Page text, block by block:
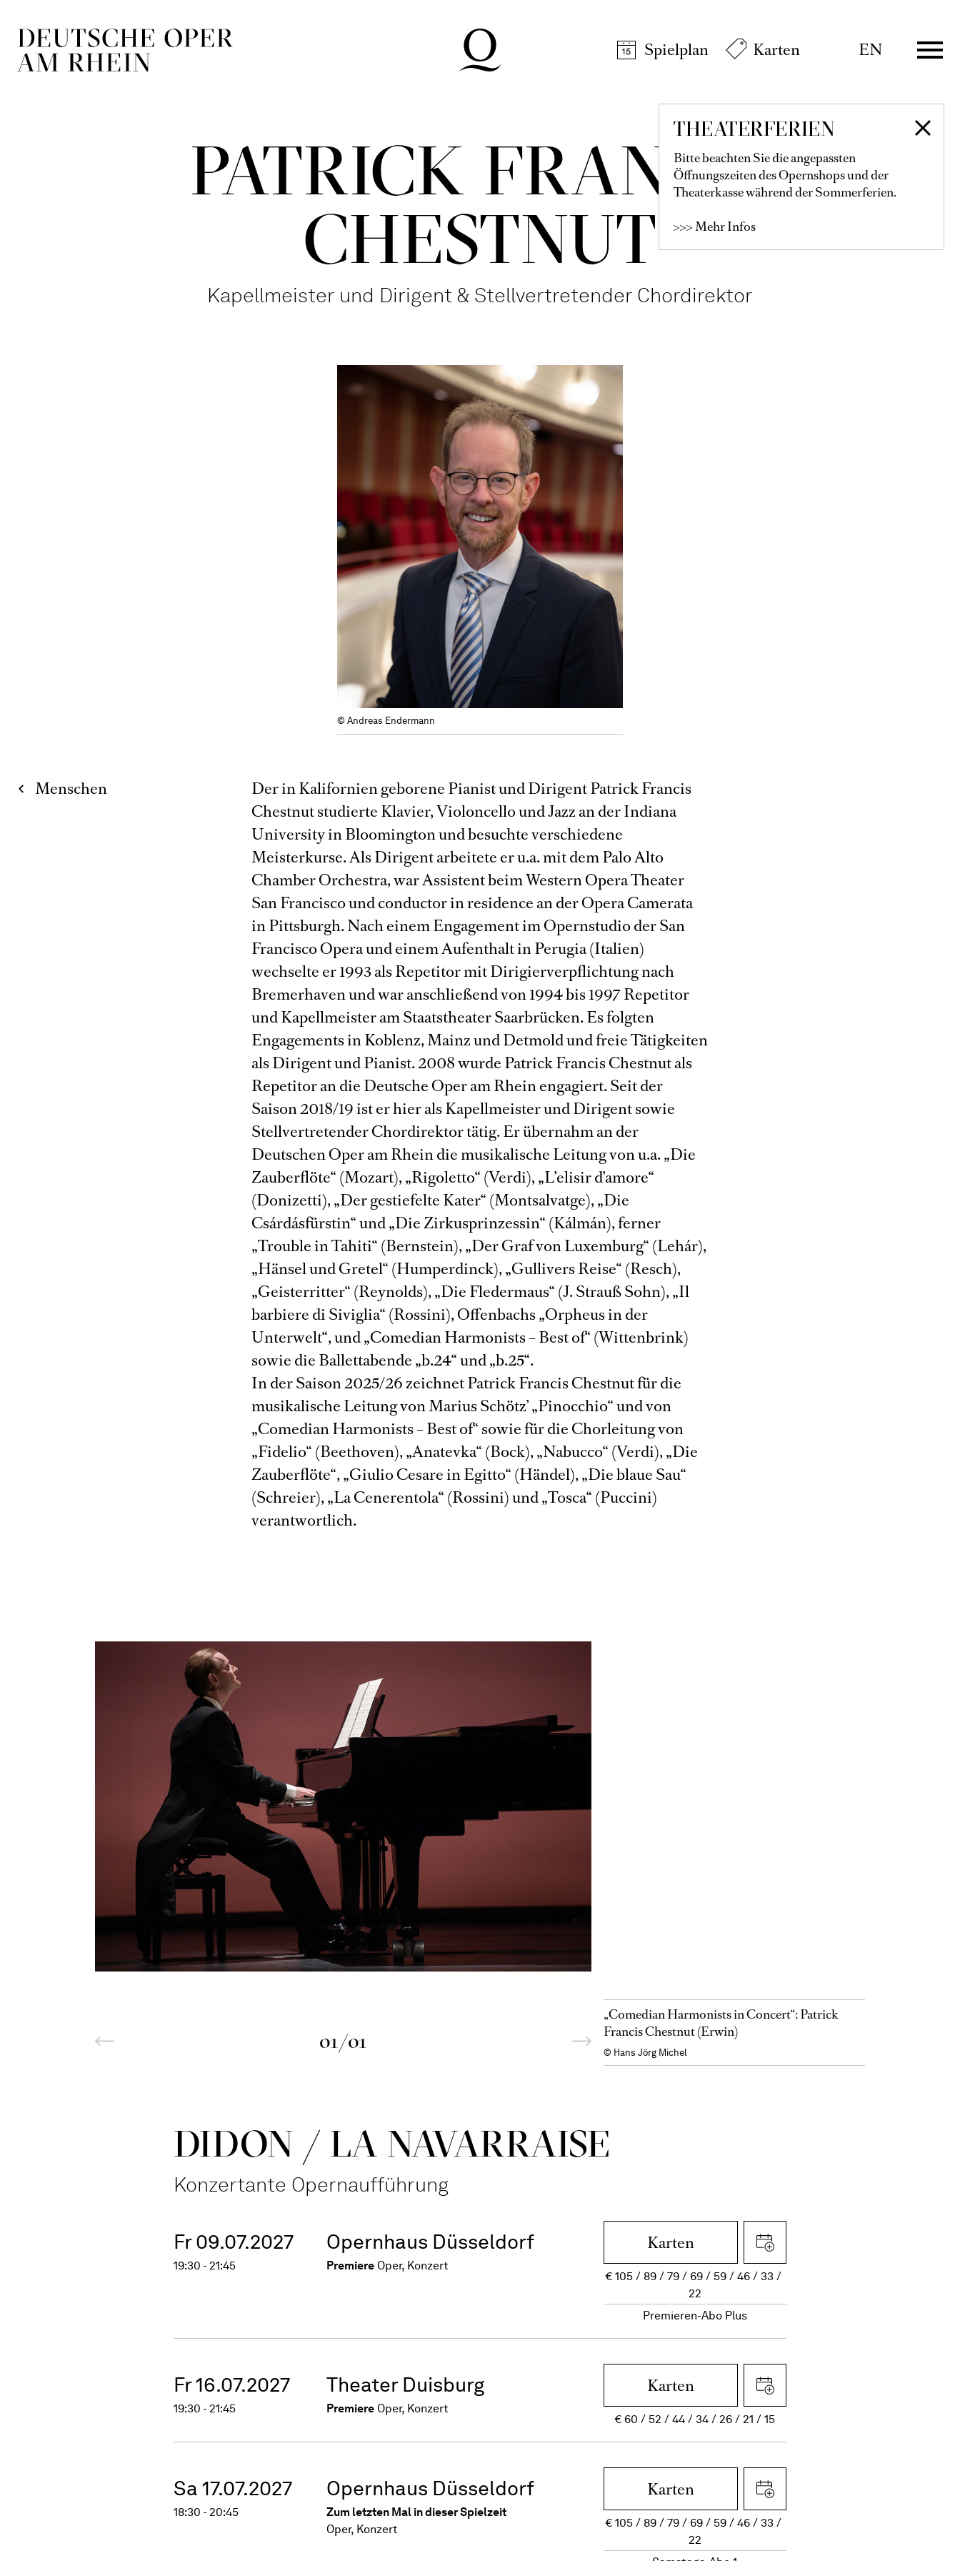
Spielplan
Karten EN
THEATERFERIEN
Bitte beachten Sie die angepassten
Öffnungszeiten des Opernshops und der
Theaterkasse während der Sommerferien.
>>> Mehr Infos
PATRICK FRANCIS
CHESTNUT
Kapellmeister und Dirigent & Stellvertretender Chordirektor
© Andreas Endermann
Menschen
Der in Kalifornien geborene Pianist und Dirigent Patrick Francis
Chestnut studierte Klavier, Violoncello und Jazz an der Indiana
University in Bloomington und besuchte verschiedene
Meisterkurse. Als Dirigent arbeitete er u.a. mit dem Palo Alto
Chamber Orchestra, war Assistent beim Western Opera Theater
San Francisco und conductor in residence an der Opera Camerata
in Pittsburgh. Nach einem Engagement im Opernstudio der San
Francisco Opera und einem Aufenthalt in Perugia (Italien)
wechselte er 1993 als Repetitor mit Dirigierverpflichtung nach
Bremerhaven und war anschließend von 1994 bis 1997 Repetitor
und Kapellmeister am Staatstheater Saarbrücken. Es folgten
Engagements in Koblenz, Mainz und Detmold und freie Tätigkeiten
als Dirigent und Pianist. 2008 wurde Patrick Francis Chestnut als
Repetitor an die Deutsche Oper am Rhein engagiert. Seit der
Saison 2018/19 ist er hier als Kapellmeister und Dirigent sowie
Stellvertretender Chordirektor tätig. Er übernahm an der
Deutschen Oper am Rhein die musikalische Leitung von u.a. „Die
Zauberflöte“ (Mozart), „Rigoletto“ (Verdi), „L’elisir d’amore“
(Donizetti), „Der gestiefelte Kater“ (Montsalvatge), „Die
Csárdásfürstin“ und „Die Zirkusprinzessin“ (Kálmán), ferner
„Trouble in Tahiti“ (Bernstein), „Der Graf von Luxemburg“ (Lehár),
„Hänsel und Gretel“ (Humperdinck), „Gullivers Reise“ (Resch),
„Geisterritter“ (Reynolds), „Die Fledermaus“ (J. Strauß Sohn), „Il
barbiere di Siviglia“ (Rossini), Offenbachs „Orpheus in der
Unterwelt“, und „Comedian Harmonists – Best of“ (Wittenbrink)
sowie die Ballettabende „b.24“ und „b.25“.
In der Saison 2025/26 zeichnet Patrick Francis Chestnut für die
musikalische Leitung von Marius Schötz’ „Pinocchio“ und von
„Comedian Harmonists – Best of“ sowie für die Chorleitung von
„Fidelio“ (Beethoven), „Anatevka“ (Bock), „Nabucco“ (Verdi), „Die
Zauberflöte“, „Giulio Cesare in Egitto“ (Händel), „Die blaue Sau“
(Schreier), „La Cenerentola“ (Rossini) und „Tosca“ (Puccini)
verantwortlich.
01/01
„Comedian Harmonists in Concert“: Patrick
Francis Chestnut (Erwin)
© Hans Jörg Michel
DIDON / LA NAVAR­RAISE
Konzertante Opernaufführung
Fr 09.07.2027 Opernhaus Düsseldorf
19:30 - 21:45 Premiere Oper, Konzert
Karten
€105 89 79 69 59 46
33
22
Premieren-Abo Plus
Fr 16.07.2027 Theater Duisburg
19:30 - 21:45 Premiere Oper, Konzert
Karten
€ 60 52 44 34 26 21 15
Sa 17.07.2027 Opernhaus Düsseldorf
18:30 - 20:45
Zum letzten Mal in dieser Spielzeit
Oper, Konzert
Karten
€105 89 79 69 59 46
33
22